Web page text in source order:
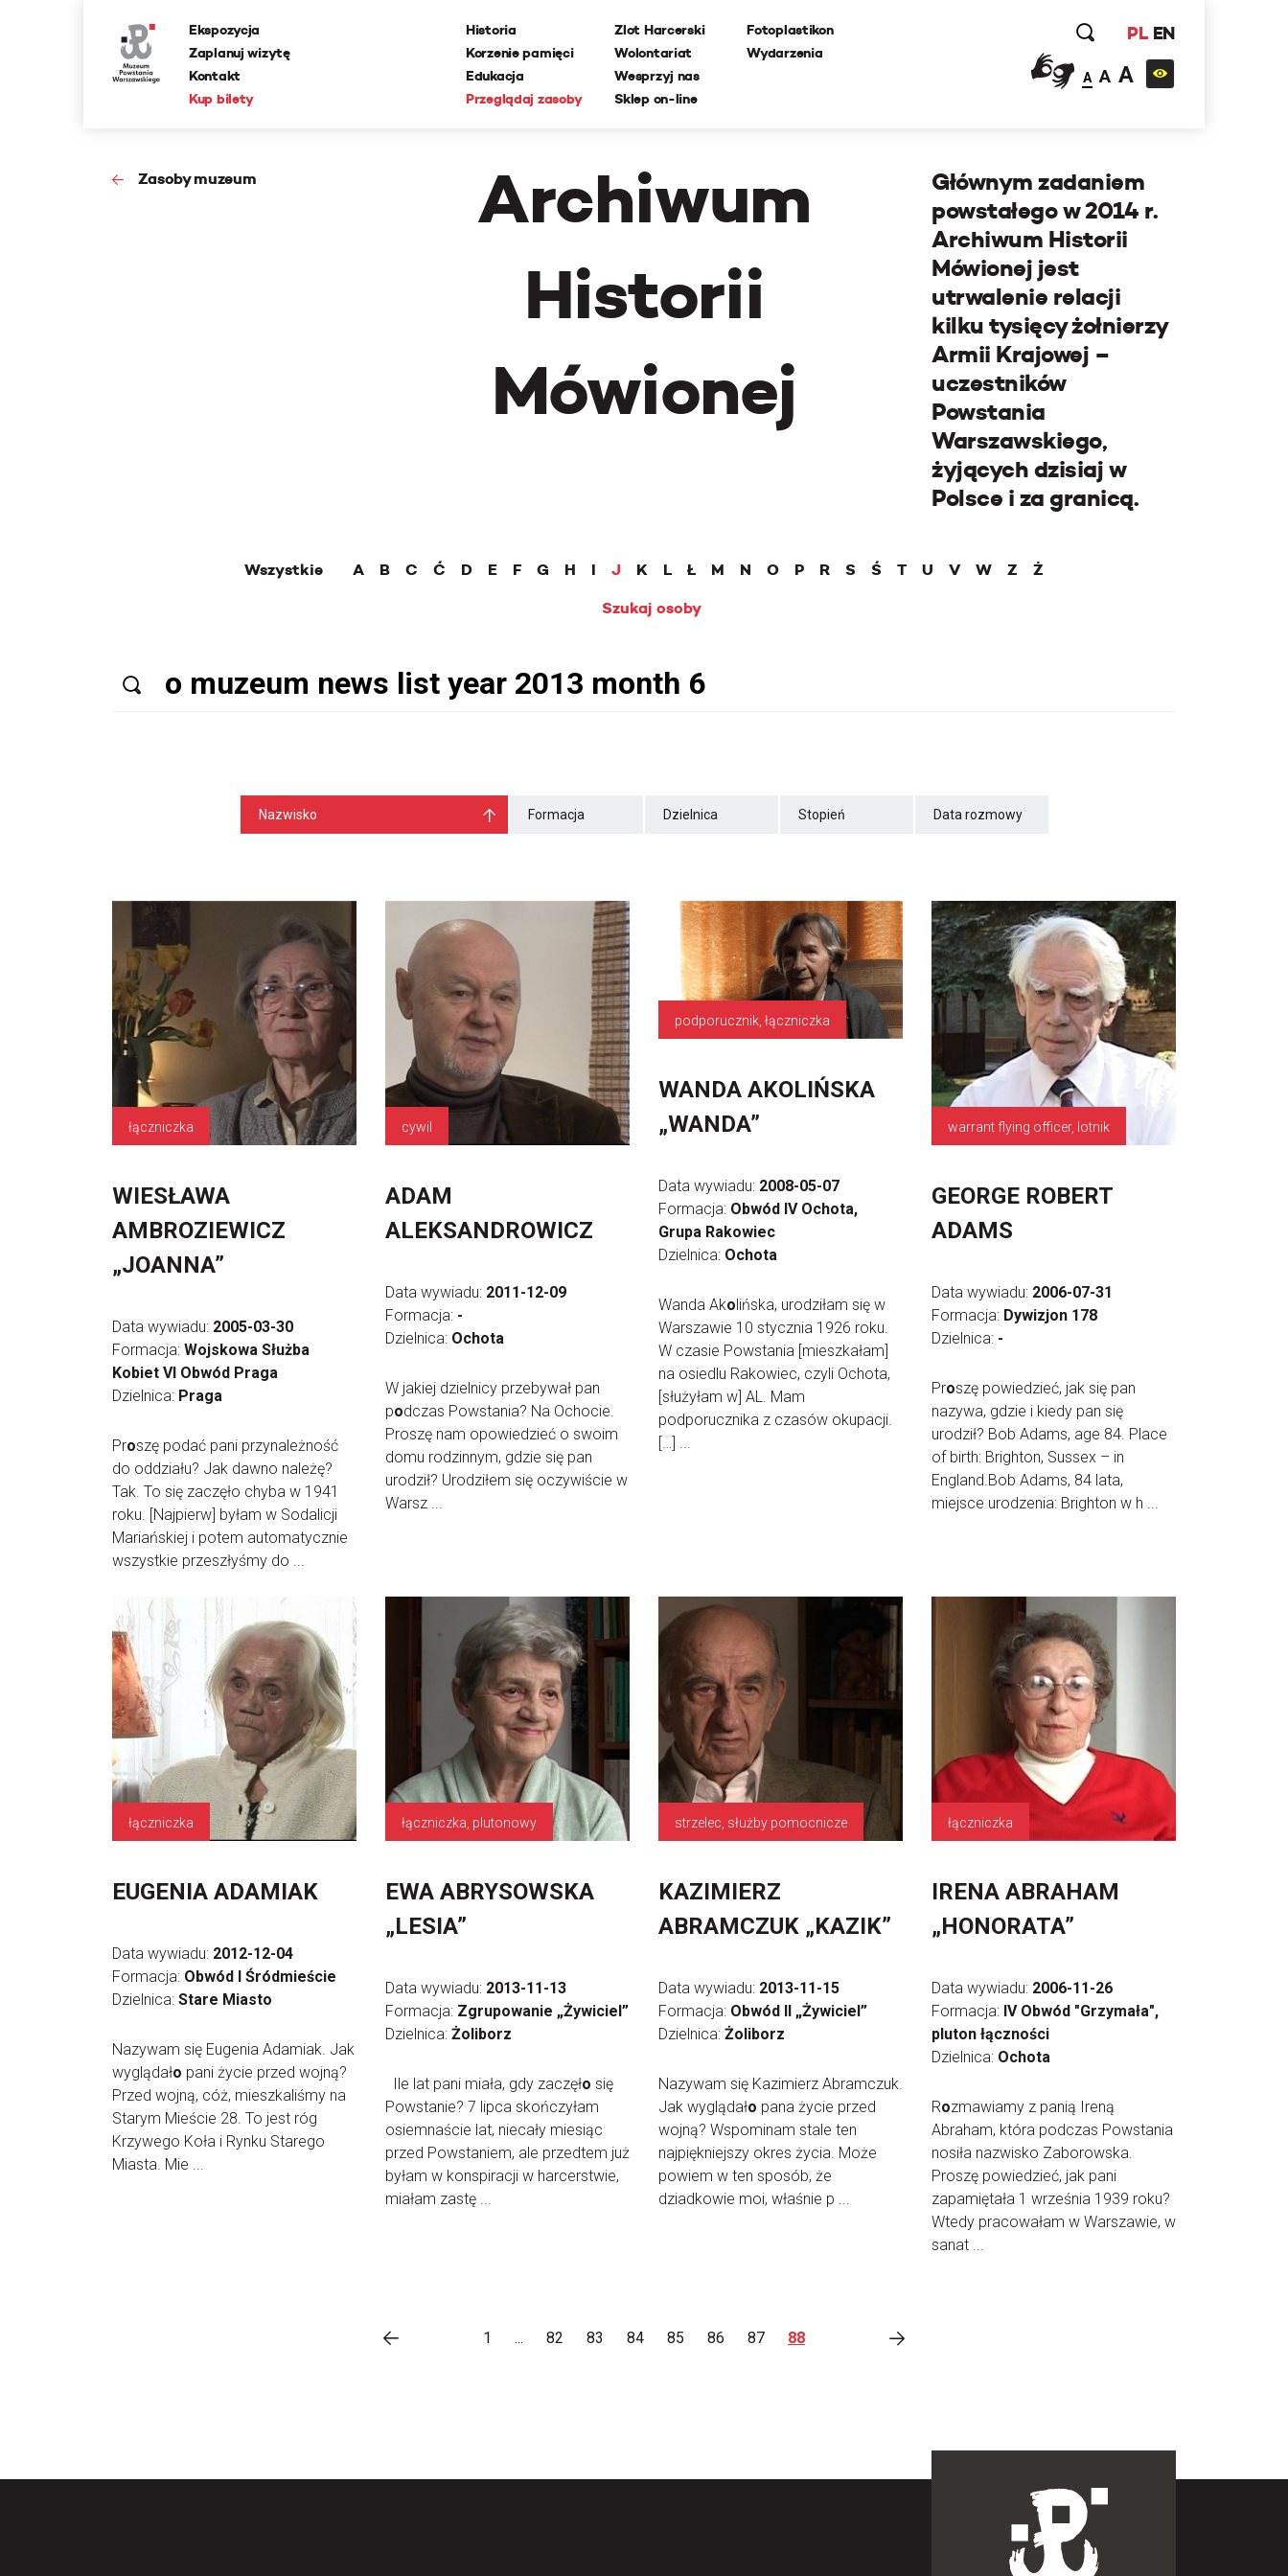
Ekspozycja
Zaplanuj wizytę
Kontakt
Kup bilety
Historia
Korzenie pamięci
Edukacja
Przeglądaj zasoby
Zlot Harcerski
Wolontariat
Wesprzyj nas
Sklep on-line
Fotoplastikon
Wydarzenia
PL EN
A A A
Zasoby muzeum
Archiwum
Historii
Mówionej
Głównym zadaniem
powstałego w 2014 r.
Archiwum Historii
Mówionej jest
utrwalenie relacji
kilku tysięcy żołnierzy
Armii Krajowej –
uczestników
Powstania
Warszawskiego,
żyjących dzisiaj w
Polsce i za granicą.
Wszystkie A B C Ć D E F G H I J K L Ł M N O P R S Ś T U V W Z
Ż
Szukaj osoby
Nazwisko Formacja Dzielnica Stopień Data rozmowy
łączniczka
WIESŁAWA
AMBROZIEWICZ
„JOANNA”
Data wywiadu: 2005-03-30
Formacja: Wojskowa Służba
Kobiet VI Obwód Praga
Dzielnica: Praga
Proszę podać pani przynależność
do oddziału? Jak dawno należę?
Tak. To się zaczęło chyba w 1941
roku. [Najpierw] byłam w Sodalicji
Mariańskiej i potem automatycznie
wszystkie przeszłyśmy do ...
cywil
ADAM
ALEKSANDROWICZ
Data wywiadu: 2011-12-09
Formacja: -
Dzielnica: Ochota
W jakiej dzielnicy przebywał pan
podczas Powstania? Na Ochocie.
Proszę nam opowiedzieć o swoim
domu rodzinnym, gdzie się pan
urodził? Urodziłem się oczywiście w
Warsz ...
podporucznik, łączniczka
WANDA AKOLIŃSKA
„WANDA”
Data wywiadu: 2008-05-07
Formacja: Obwód IV Ochota,
Grupa Rakowiec
Dzielnica: Ochota
Wanda Akolińska, urodziłam się w
Warszawie 10 stycznia 1926 roku.
W czasie Powstania [mieszkałam]
na osiedlu Rakowiec, czyli Ochota,
[służyłam w] AL. Mam
podporucznika z czasów okupacji.
[…] ...
warrant flying officer, lotnik
GEORGE ROBERT
ADAMS
Data wywiadu: 2006-07-31
Formacja: Dywizjon 178
Dzielnica: -
Proszę powiedzieć, jak się pan
nazywa, gdzie i kiedy pan się
urodził? Bob Adams, age 84. Place
of birth: Brighton, Sussex – in
England.Bob Adams, 84 lata,
miejsce urodzenia: Brighton w h ...
łączniczka
EUGENIA ADAMIAK
Data wywiadu: 2012-12-04
Formacja: Obwód I Śródmieście
Dzielnica: Stare Miasto
Nazywam się Eugenia Adamiak. Jak
wyglądało pani życie przed wojną?
Przed wojną, cóż, mieszkaliśmy na
Starym Mieście 28. To jest róg
Krzywego Koła i Rynku Starego
Miasta. Mie ...
łączniczka, plutonowy
EWA ABRYSOWSKA
„LESIA”
Data wywiadu: 2013-11-13
Formacja: Zgrupowanie „Żywiciel”
Dzielnica: Żoliborz
Ile lat pani miała, gdy zaczęło się
Powstanie? 7 lipca skończyłam
osiemnaście lat, niecały miesiąc
przed Powstaniem, ale przedtem już
byłam w konspiracji w harcerstwie,
miałam zastę ...
strzelec, służby pomocnicze
KAZIMIERZ
ABRAMCZUK „KAZIK”
Data wywiadu: 2013-11-15
Formacja: Obwód II „Żywiciel”
Dzielnica: Żoliborz
Nazywam się Kazimierz Abramczuk.
Jak wyglądało pana życie przed
wojną? Wspominam stale ten
najpiękniejszy okres życia. Może
powiem w ten sposób, że
dziadkowie moi, właśnie p ...
łączniczka
IRENA ABRAHAM
„HONORATA”
Data wywiadu: 2006-11-26
Formacja: IV Obwód "Grzymała",
pluton łączności
Dzielnica: Ochota
Rozmawiamy z panią Ireną
Abraham, która podczas Powstania
nosiła nazwisko Zaborowska.
Proszę powiedzieć, jak pani
zapamiętała 1 września 1939 roku?
Wtedy pracowałam w Warszawie, w
sanat ...
1 ... 82 83 84 85 86 87 88